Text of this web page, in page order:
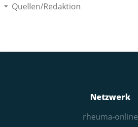
Quellen/Redaktion
Netzwerk
rheuma-online